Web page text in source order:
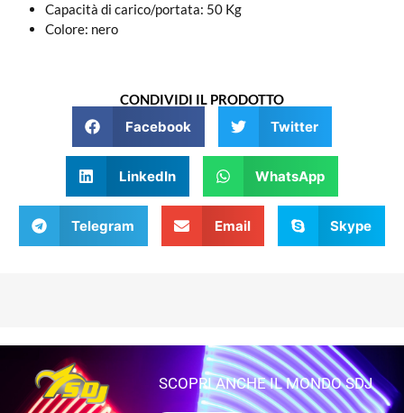
Capacità di carico/portata: 50 Kg
Colore: nero
CONDIVIDI IL PRODOTTO
Facebook Twitter
LinkedIn WhatsApp
Telegram Email Skype
SCOPRI ANCHE IL MONDO SDJ